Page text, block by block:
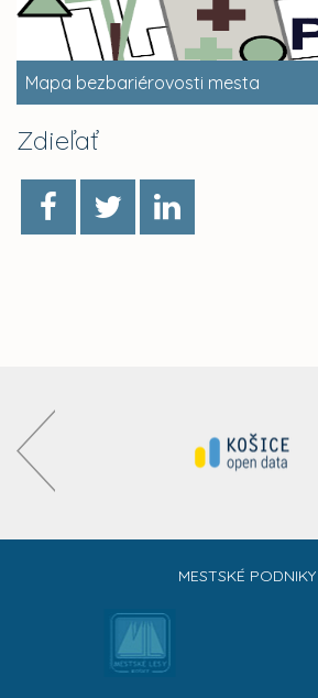
Mapa bezbariérovosti mesta
Zdieľať
MESTSKÉ PODNIKY